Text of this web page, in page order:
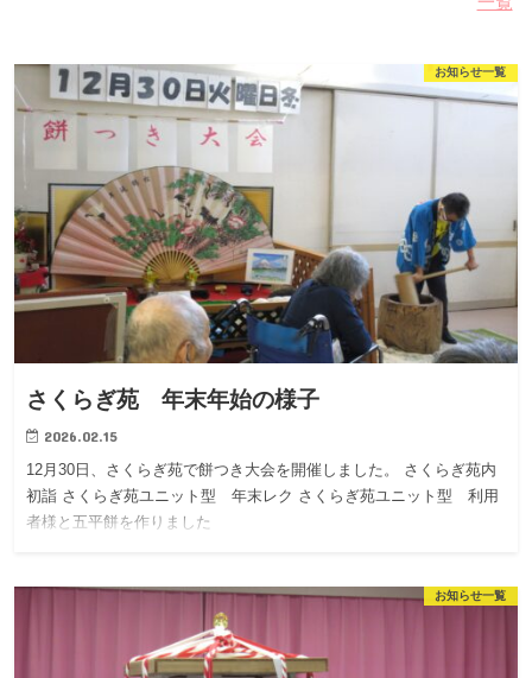
お知らせ一覧
さくらぎ苑 年末年始の様子
2026.02.15
12月30日、さくらぎ苑で餅つき大会を開催しました。 さくらぎ苑内
初詣 さくらぎ苑ユニット型 年末レク さくらぎ苑ユニット型 利用
者様と五平餅を作りました
お知らせ一覧